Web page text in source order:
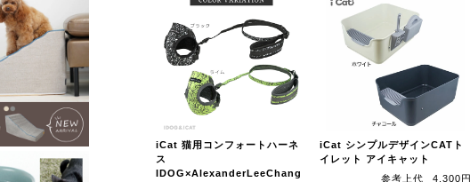
iCat 猫用コンフォートハーネ
ス
IDOG×AlexanderLeeChang
iCat シンプルデザインCATト
イレット アイキャット
参考上代
4,300円